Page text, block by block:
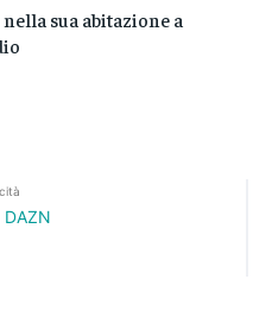
sua abitazione a